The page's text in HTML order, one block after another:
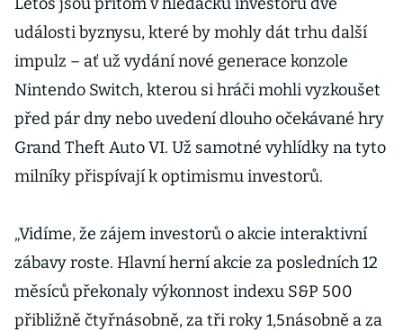
události byznysu, které by mohly dát trhu další
impulz – ať už vydání nové generace konzole
Nintendo Switch, kterou si hráči mohli vyzkoušet
před pár dny nebo uvedení dlouho očekávané hry
Grand Theft Auto VI. Už samotné vyhlídky na tyto
milníky přispívají k optimismu investorů.
„Vidíme, že zájem investorů o akcie interaktivní
zábavy roste. Hlavní herní akcie za posledních 12
měsíců překonaly výkonnost indexu S&P 500
přibližně čtyřnásobně, za tři roky 1,5násobně a za